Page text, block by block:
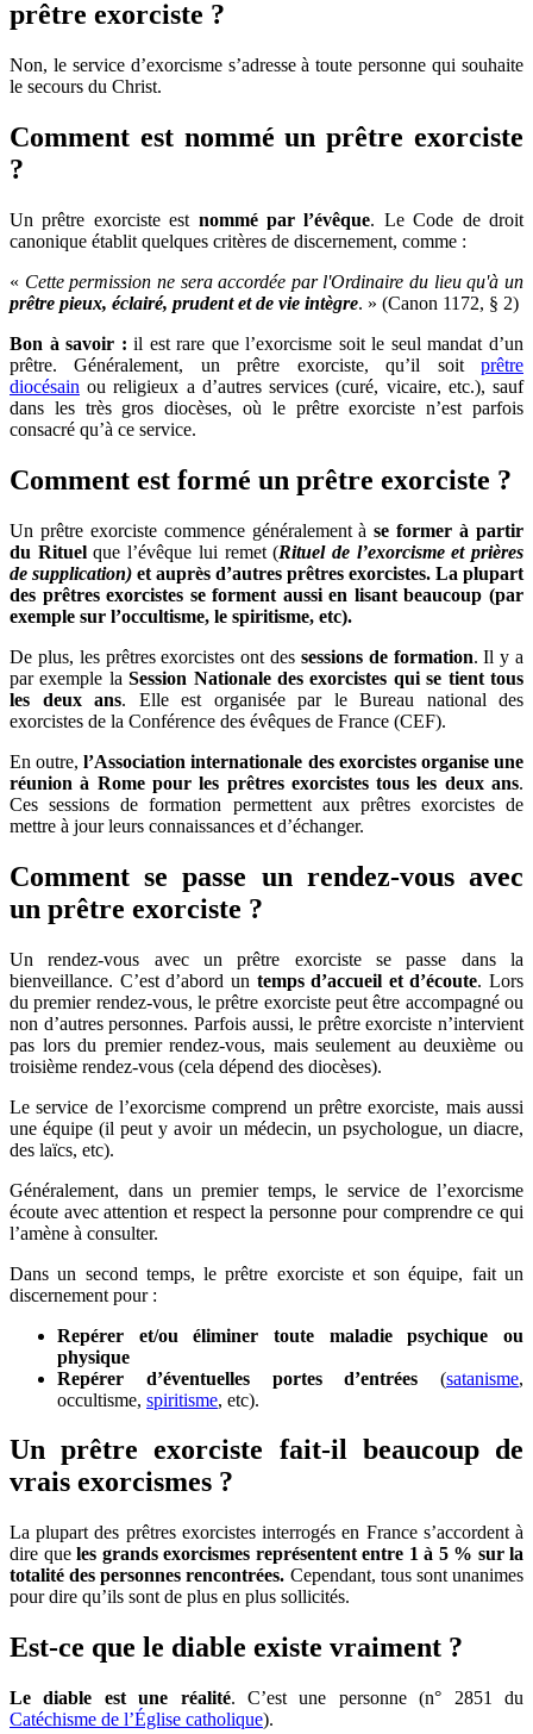
prêtre exorciste ?
Non, le service d’exorcisme s’adresse à toute personne qui souhaite
le secours du Christ.
Comment est nommé un prêtre exorciste
?
Un prêtre exorciste est nommé par l’évêque. Le Code de droit
canonique établit quelques critères de discernement, comme :
« Cette permission ne sera accordée par l'Ordinaire du lieu qu'à un
prêtre pieux, éclairé, prudentet de vie intègre. » (Canon 1172, § 2)
Bon à savoir : il est rare que l’exorcisme soit le seul mandat d’un
prêtre. Généralement, un prêtre exorciste, qu’il soit prêtre
diocésain ou religieux a d’autres services (curé, vicaire, etc.), sauf
dans les très gros diocèses, où le prêtre exorciste n’est parfois
consacré qu’à ce service.
Comment est formé un prêtre exorciste ?
Un prêtre exorciste commence généralement àse former à partir
du Rituelque l’évêque lui remet (Rituel de l’exorcisme et prières
de supplication) et auprès d’autres prêtres exorcistes. La plupart
des prêtres exorcistes se forment aussi en lisant beaucoup (par
exemple sur l’occultisme, le spiritisme, etc).
De plus, les prêtres exorcistes ont des sessions de formation. Il y a
par exemple laSession Nationale des exorcistes qui se tient tous
les deux ans. Elle est organisée par le Bureau national des
exorcistes de la Conférence des évêques de France (CEF).
En outre,l’Association internationale des exorcistes organise une
réunion à Rome pour les prêtres exorcistes tous les deux ans.
Ces sessions de formation permettent aux prêtres exorcistes de
mettre à jour leurs connaissances et d’échanger.
Comment se passe un rendez-vous avec
un prêtre exorciste ?
Un rendez-vous avec un prêtre exorciste se passe dans la
bienveillance. C’est d’abord un temps d’accueil et d’écoute. Lors
du premier rendez-vous, le prêtre exorciste peut être accompagné ou
non d’autres personnes. Parfois aussi, le prêtre exorciste n’intervient
pas lors du premier rendez-vous, mais seulement au deuxième ou
troisième rendez-vous (cela dépend des diocèses).
Le service de l’exorcisme comprend un prêtre exorciste, mais aussi
une équipe (il peut y avoir un médecin, un psychologue, un diacre,
des laïcs, etc).
Généralement, dans un premier temps, le service de l’exorcisme
écoute avec attention et respect la personne pour comprendre ce qui
l’amène à consulter.
Dans un second temps, le prêtre exorciste et son équipe, fait un
discernement pour :
Repérer et/ou éliminer toute maladie psychique ou
physique
Repérer d’éventuelles portes d’entrées (satanisme,
occultisme, spiritisme, etc).
Un prêtre exorciste fait-il beaucoup de
vrais exorcismes ?
La plupart des prêtres exorcistes interrogés en France s’accordent à
dire queles grands exorcismes représentent entre 1 à 5 % sur la
totalité des personnes rencontrées. Cependant, tous sont unanimes
pour dire qu’ils sont de plus en plus sollicités.
Est-ce que le diable existe vraiment ?
Le diable est une réalité. C’est une personne (n° 2851 du
Catéchisme de l’Église catholique).